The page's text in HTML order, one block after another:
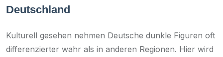
Deutschland
Kulturell gesehen nehmen Deutsche dunkle Figuren oft
differenzierter wahr als in anderen Regionen. Hier wird